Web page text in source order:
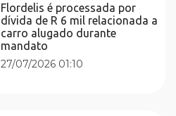
Flordelis é processada por
dívida de R 6 mil relacionada a
carro alugado durante
mandato
27/07/2026 01:10